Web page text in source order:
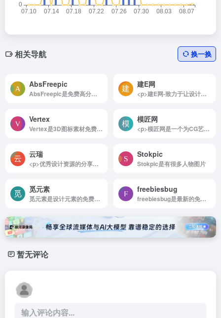
相关导航 换一换
AbsFreepic
AbsFreepic是免费高分辨率图片
建E网
<p>建E网-致力于让设计更容易的愿景，为设计师提供3D和SU等多种格式模型下载，搜索设计案例灵感贴图素材，云渲染，VR全景，AI助手等实用工具，提升设计效率与品质，是深受设计师喜爱的设计服务平台</p>
Vertex
Vertex是3D图标素材免费供商业和个人使用
模匠网
<p>模匠网是一个为CG艺术家免费提供3D模型下载、贴图下载、教程下载、CG软件下载、的网站</p>
云瑞
<p>优秀设计资源的分享网站</p>
Stokpic
Stokpic是有很多人物图片
觅元素
觅元素是设计元素的免费下载png免抠素材高清背景素材
freebiesbug
freebiesbug是最新的免费设计资源
暂无评论